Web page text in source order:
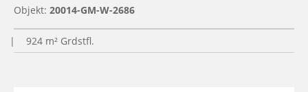
Objekt: 20014-GM-W-2686
| 924 m² Grdstfl.